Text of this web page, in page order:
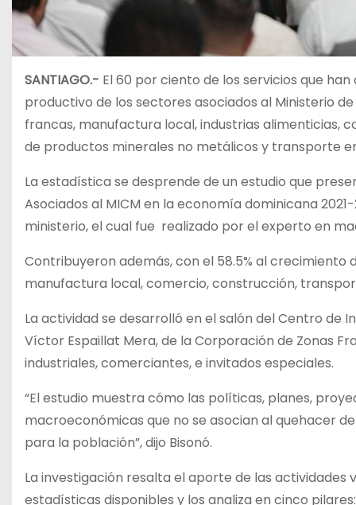
SANTIAGO.- El 60 por ciento de los servicios que
productivo de los sectores asociados al Ministerio
francas, manufactura local, industrias alimenticias,
de productos minerales no metálicos y transporte
La estadística se desprende de un estudio que
Asociados al MICM en la economía dominicana
ministerio, el cual fue realizado por el experto en
Contribuyeron además, con el 58.5% al
manufactura local, comercio, construcción,
La actividad se desarrolló en el salón del Centro de
Víctor Espaillat Mera, de la Corporación de Zonas
industriales, comerciantes, e invitados especiales.
“El estudio muestra cómo las políticas, planes,
macroeconómicas que no se asocian al quehacer
para la población”, dijo Bisonó.
La investigación resalta el aporte de las
estadísticas disponibles y los analiza en cinco